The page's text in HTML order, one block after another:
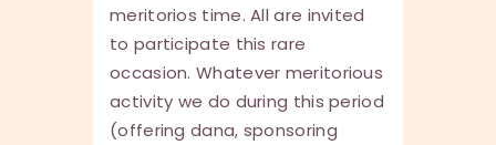
meritorios time. All are invited
to participate this rare
occasion. Whatever meritorious
activity we do during this period
(offering dana, sponsoring